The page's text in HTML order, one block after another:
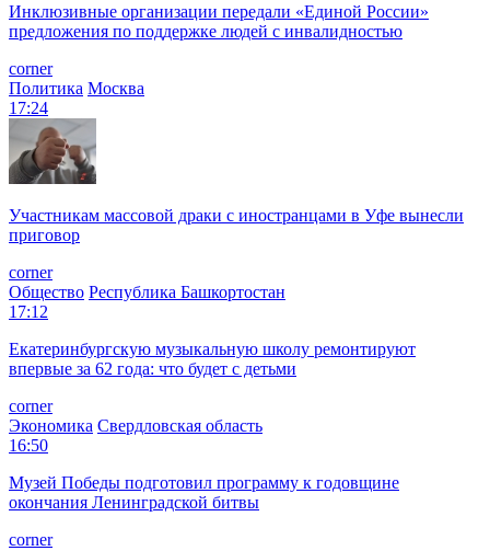
Инклюзивные организации передали «Единой России»
предложения по поддержке людей с инвалидностью
corner
Политика Москва
17:24
Участникам массовой драки с иностранцами в Уфе вынесли
приговор
corner
Общество Республика Башкортостан
17:12
Екатеринбургскую музыкальную школу ремонтируют
впервые за 62 года: что будет с детьми
corner
Экономика Свердловская область
16:50
Музей Победы подготовил программу к годовщине
окончания Ленинградской битвы
corner